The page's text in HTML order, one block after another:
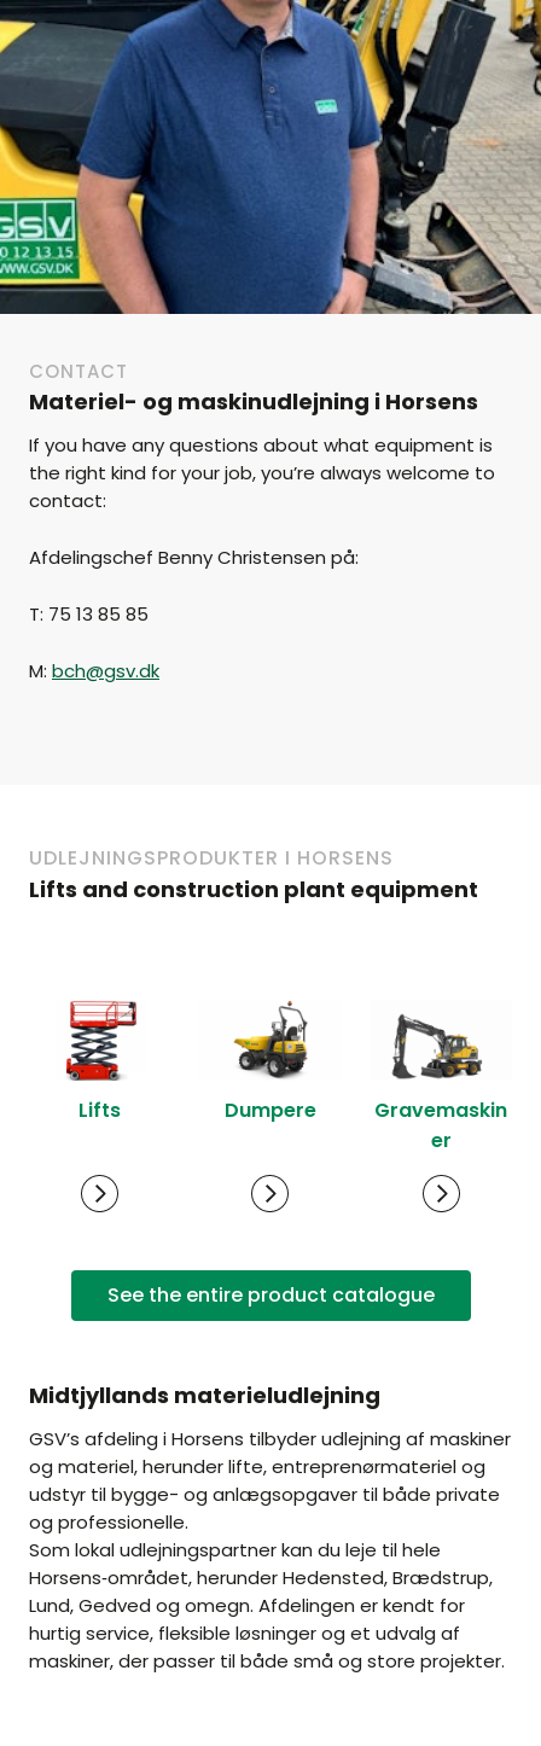
CONTACT
Materiel- og maskinudlejning i Horsens
If you have any questions about what equipment is
the right kind for your job, you’re always welcome to
contact:
Afdelingschef Benny Christensen på:
T: 75 13 85 85
M: bch@gsv.dk
UDLEJNINGSPRODUKTER I HORSENS
Lifts and construction plant equipment
Lifts Dumpere
Gravemaskin
er
See the entire product catalogue
Midtjyllands materieludlejning
GSV’s afdeling i Horsens tilbyder udlejning af maskiner
og materiel, herunder lifte, entreprenørmateriel og
udstyr til bygge- og anlægsopgaver til både private
og professionelle.
Som lokal udlejningspartner kan du leje til hele
Horsens‑området, herunder Hedensted, Brædstrup,
Lund, Gedved og omegn. Afdelingen er kendt for
hurtig service, fleksible løsninger og et udvalg af
maskiner, der passer til både små og store projekter.